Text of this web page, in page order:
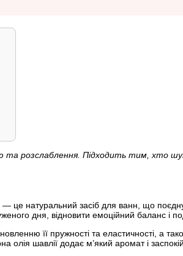
та розслаблення. Підходить тим, хто
це натуральний засіб для ванн, що
дня, відновити емоційний баланс і
її пружності та еластичності, а
шавлії додає м’який аромат і